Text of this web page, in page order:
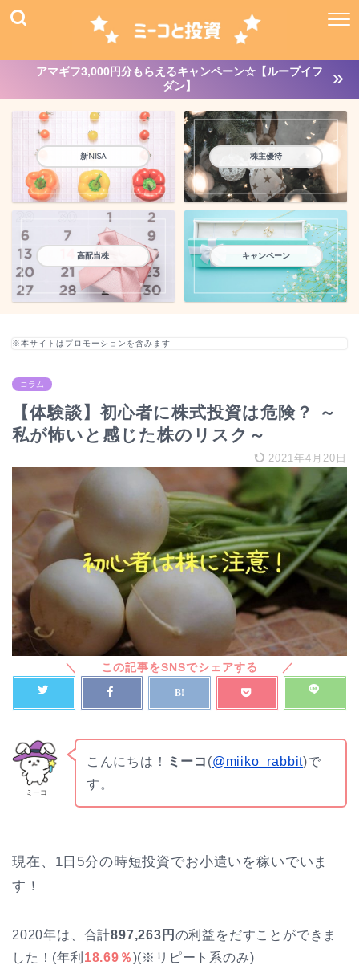
アマギフ3,000円分もらえるキャンペーン☆【ループイフ
ダン】
新NISA 株主優待
高配当株 キャンペーン
※本サイトはプロモーションを含みます
コラム
【体験談】初心者に株式投資は危険？ ～
私が怖いと感じた株のリスク～
2021年4月20日
ミーコ
こんにちは！ ミーコ (@miiko_rabbit)で
す。
現在、1日5分の時短投資でお小遣いを稼いでいま
す！
2020年は、合計897,263円 の利益をだすことができま
した！(年利 18.69％)(※リピート系のみ)